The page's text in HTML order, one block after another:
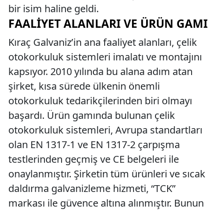
bir isim haline geldi.
FAALIYET ALANLARI VE ÜRÜN GAMI
Kıraç Galvaniz’in ana faaliyet alanları, çelik
otokorkuluk sistemleri imalatı ve montajını
kapsıyor. 2010 yılında bu alana adım atan
şirket, kısa sürede ülkenin önemli
otokorkuluk tedarikçilerinden biri olmayı
başardı. Ürün gamında bulunan çelik
otokorkuluk sistemleri, Avrupa standartları
olan EN 1317-1 ve EN 1317-2 çarpışma
testlerinden geçmiş ve CE belgeleri ile
onaylanmıştır. Şirketin tüm ürünleri ve sıcak
daldırma galvanizleme hizmeti, “TCK”
markası ile güvence altına alınmıştır. Bunun